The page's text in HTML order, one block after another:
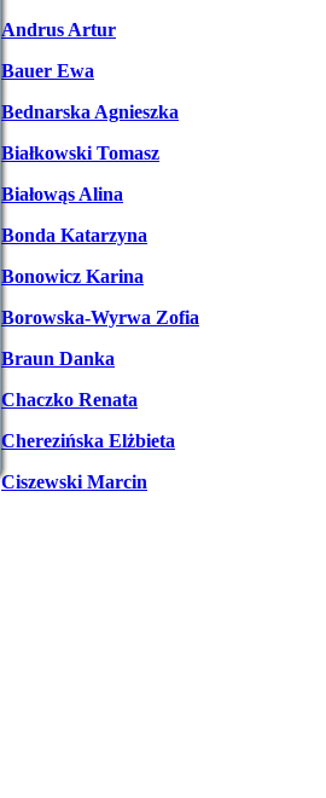
Andrus Artur
Bauer Ewa
Bednarska Agnieszka
Białkowski Tomasz
Białowąs Alina
Bonda Katarzyna
Bonowicz Karina
Borowska-Wyrwa Zofia
Braun Danka
Chaczko Renata
Cherezińska Elżbieta
Ciszewski Marcin